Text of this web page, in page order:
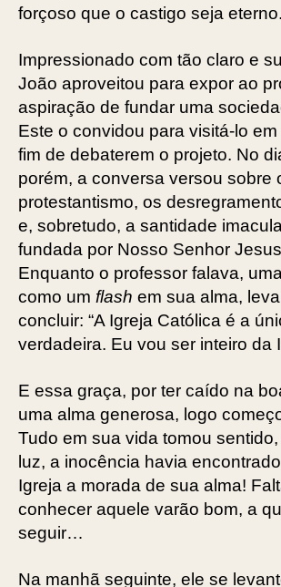
forçoso que o castigo seja eterno.
Impressionado com tão claro e
João aproveitou para expor ao
aspiração de fundar uma
Este o convidou para visitá-lo
fim de debaterem o projeto. No
porém, a conversa versou sobre
protestantismo, os
e, sobretudo, a santidade
fundada por Nosso Senhor
Enquanto o professor falava,
como um flash em sua alma,
concluir: “A Igreja Católica é a
verdadeira. Eu vou ser inteiro da
E essa graça, por ter caído na
uma alma generosa, logo
Tudo em sua vida tomou
luz, a inocência havia
Igreja a morada de sua alma!
conhecer aquele varão bom, a
seguir…
Na manhã seguinte, ele se